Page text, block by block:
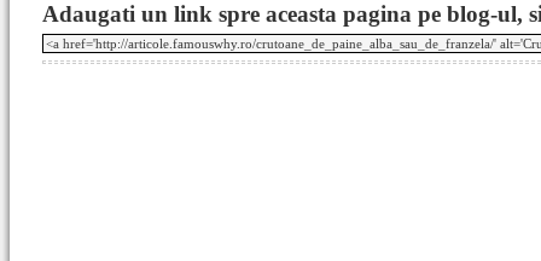
Adaugati un link spre aceasta pagina pe blog-ul,